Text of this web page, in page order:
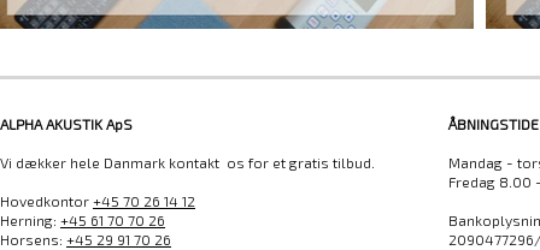
ALPHA AKUSTIK ApS
Vi dækker hele Danmark kontakt os for et gratis tilbud.
Hovedkontor +45 70 26 14 12
Herning: +45 61 70 70 26
Horsens: +45 29 91 70 26
Mandag -
Fredag 8.00